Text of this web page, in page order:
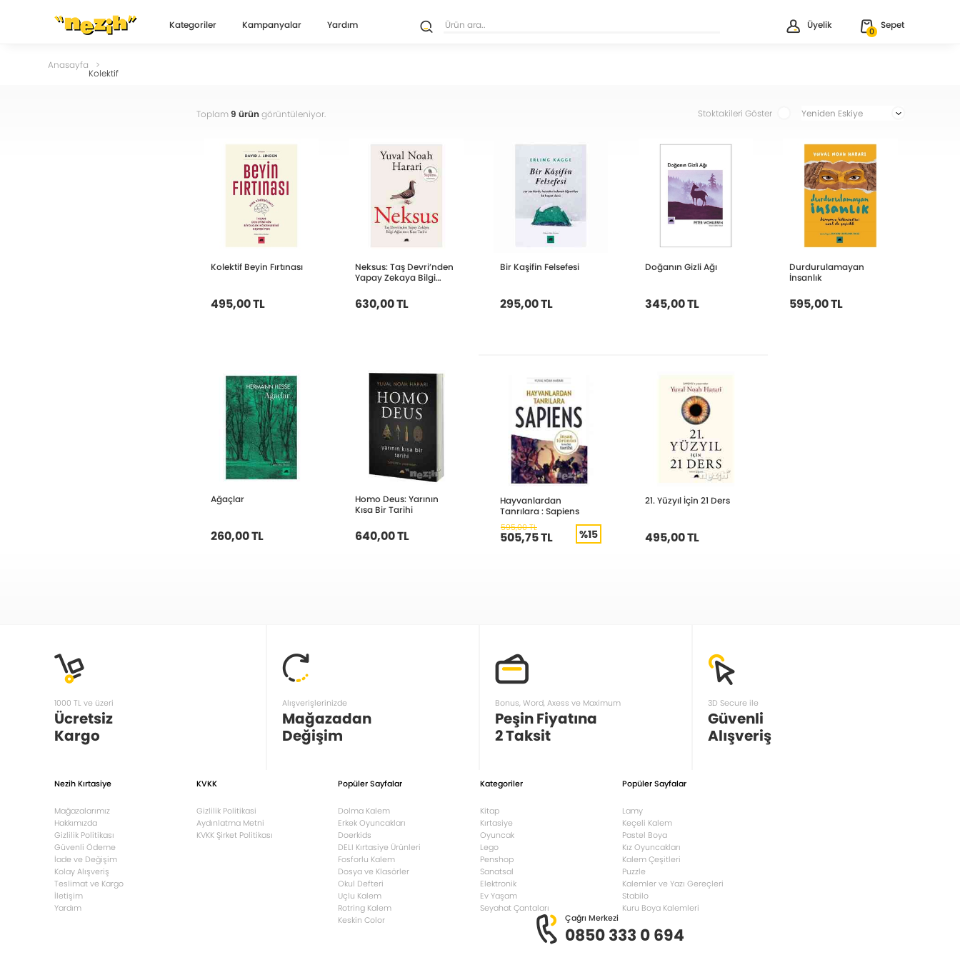
Kategoriler Kampanyalar Yardım Üyelik
0
Sepet
Anasayfa
Kolektif
Toplam9 ürüngörüntüleniyor. Stoktakileri Göster
Kolektif Beyin Fırtınası
495,00 TL
Neksus: Taş Devri’nden
Yapay Zekaya Bilgi
630,00 TL
Bir Kaşifin Felsefesi
295,00 TL
Doğanın Gizli Ağı
345,00 TL
Durdurulamayan
İnsanlık
595,00 TL
Ağaçlar
260,00 TL
Homo Deus: Yarının
Kısa Bir Tarihi
640,00 TL
Hayvanlardan
Tanrılara : Sapiens
595,00 TL
505,75 TL %15
21. Yüzyıl İçin 21 Ders
495,00 TL
1000 TL ve üzeri
Ücretsiz
Kargo
Alışverişlerinizde
Mağazadan
Değişim
Bonus, Word, Axess ve Maximum
Peşin Fiyatına
2 Taksit
3D Secure ile
Güvenli
Alışveriş
Nezih Kırtasiye
Mağazalarımız
Hakkımızda
Gizlilik Politikası
Güvenli Ödeme
İade ve Değişim
Kolay Alışveriş
Teslimat ve Kargo
İletişim
Yardım
KVKK
Gizlilik Politikasi
Aydınlatma Metni
KVKK Şirket Politikası
Popüler Sayfalar
Dolma Kalem
Erkek Oyuncakları
Doerkids
DELI Kırtasiye Ürünleri
Fosforlu Kalem
Dosya ve Klasörler
Okul Defteri
Uçlu Kalem
Rotring Kalem
Keskin Color
Kategoriler
Kitap
Kırtasiye
Oyuncak
Lego
Penshop
Sanatsal
Elektronik
Ev Yaşam
Seyahat Çantaları
Popüler Sayfalar
Lamy
Keçeli Kalem
Pastel Boya
Kız Oyuncakları
Kalem Çeşitleri
Puzzle
Kalemler ve Yazı Gereçleri
Stabilo
Kuru Boya Kalemleri
Çağrı Merkezi
0850 333 0 694